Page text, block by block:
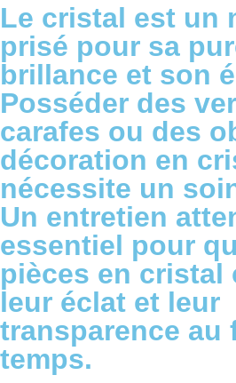
Le cristal est un
prisé pour sa
brillance et son
Posséder des
carafes ou des
décoration en
nécessite un
Un entretien
essentiel pour
pièces en cristal
leur éclat et leur
transparence au
temps.